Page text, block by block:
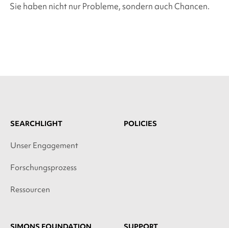
Sie haben nicht nur Probleme, sondern auch Chancen.
SEARCHLIGHT
Unser Engagement
Forschungsprozess
Ressourcen
POLICIES